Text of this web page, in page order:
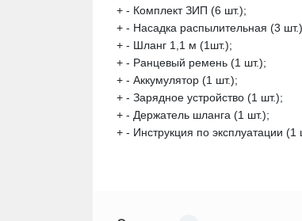
+ - Комплект ЗИП (6 шт.);
+ - Насадка распылительная (3
+ - Шланг 1,1 м (1шт.);
+ - Ранцевый ремень (1 шт.);
+ - Аккумулятор (1 шт.);
+ - Зарядное устройство (1 шт.);
+ - Держатель шланга (1 шт.);
+ - Инструкция по эксплуатации (1